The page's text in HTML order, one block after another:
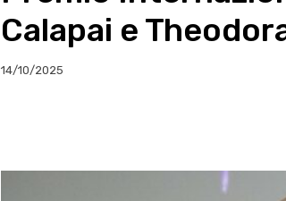
Calapai e
14/10/2025